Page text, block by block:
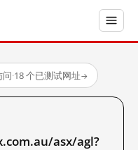
问·18 个已测试网址→
asx/agl?